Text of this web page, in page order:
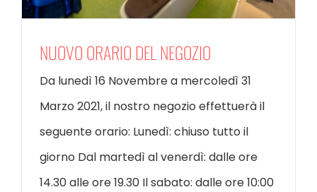
NUOVO ORARIO DEL NEGOZIO
Da lunedì 16 Novembre a mercoledì 31
Marzo 2021, il nostro negozio effettuerà il
seguente orario: Lunedì: chiuso tutto il
giorno Dal martedì al venerdì: dalle ore
14.30 alle ore 19.30 Il sabato: dalle ore 10:00